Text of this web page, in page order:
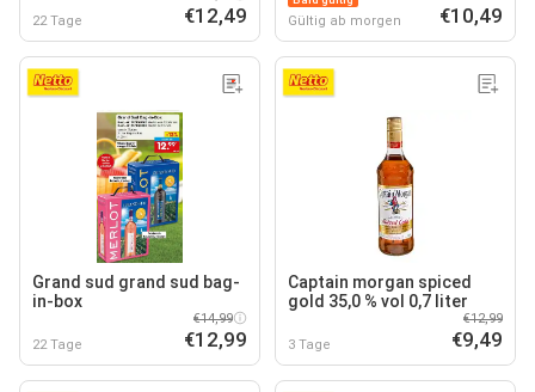
22 Tage €12,49 Gültig ab morgen €10,49
Grand sud grand sud bag-
in-box
22 Tage
€14,99
€12,99
Captain morgan spiced
gold 35,0 % vol 0,7 liter
3 Tage
€12,99
€9,49